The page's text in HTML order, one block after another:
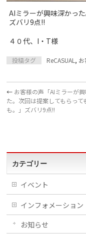
AIミラーが興味深かっ
ズバリ9点!!
４０代、I・T様
投稿タグ ReCASUAL ,
← お客様の声「AIミラーが
た。次回は提案してもらって
も。」ズバリ9点!!
カテゴリー
イベント
インフォメーション
お知らせ